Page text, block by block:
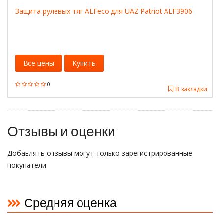
Защита рулевых тяг ALFeco для UAZ Patriot ALF3906
0
В закладки
Все цены Купить
Отзывы и оценки
Добавлять отзывы могут только зарегистрированные
покупатели
Средняя оценка